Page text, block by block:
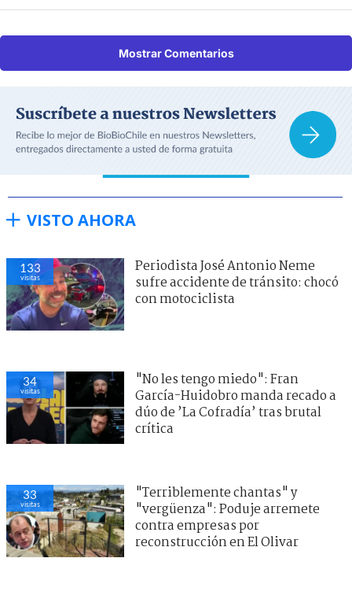
Mostrar Comentarios
VISTO AHORA
133
visitas
Periodista José Antonio Neme
sufre accidente de tránsito: chocó
con motociclista
34
visitas
"No les tengo miedo": Fran
García-Huidobro manda recado a
dúo de ’La Cofradía’ tras brutal
crítica
33
visitas
"Terriblemente chantas" y
"vergüenza": Poduje arremete
contra empresas por
reconstrucción en El Olivar